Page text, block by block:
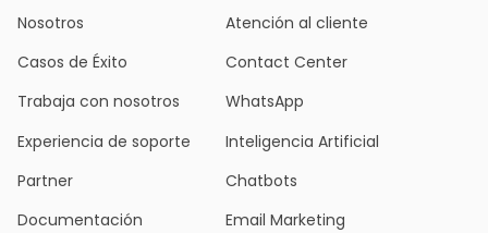
Nosotros
Casos de Éxito
Trabaja con nosotros
Experiencia de soporte
Partner
Documentación
Atención al cliente
Contact Center
WhatsApp
Inteligencia Artificial
Chatbots
Email Marketing